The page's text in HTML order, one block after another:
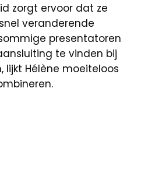
zorgt ervoor dat ze
veranderende
presentatoren
te vinden bij
lijkt Hélène moeiteloos